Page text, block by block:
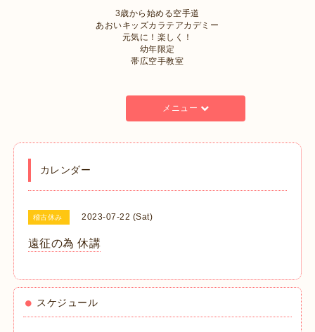
3歳から始める空手道
あおいキッズカラテアカデミー
元気に！楽しく！
幼年限定
帯広空手教室
メニュー
カレンダー
稽古休み 2023-07-22 (Sat)
遠征の為 休講
スケジュール